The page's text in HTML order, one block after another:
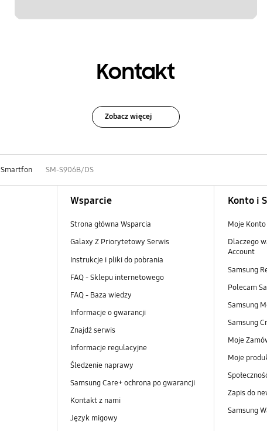
Kontakt
Zobacz więcej
Smartfon SM-S906B/DS
Wsparcie
Strona główna Wsparcia
Galaxy Z Priorytetowy Serwis
Instrukcje i pliki do pobrania
FAQ - Sklepu internetowego
FAQ - Baza wiedzy
Informacje o gwarancji
Znajdź serwis
Informacje regulacyjne
Śledzenie naprawy
Samsung Care+ ochrona po gwarancji
Kontakt z nami
Język migowy
Konto i
Moje Konto
Dlaczego
Account
Samsung
Polecam
Samsung
Samsung
Moje
Moje
Zapis do
Samsung